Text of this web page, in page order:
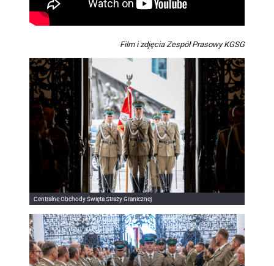
Film i zdjęcia Zespół Prasowy KGSG
Centralne Obchody Święta Straży Granicznej